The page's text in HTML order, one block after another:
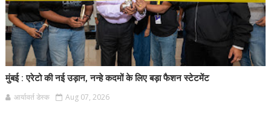
मुंबई : एरेटो की नई उड़ान, नन्हे कदमों के लिए बड़ा फैशन स्टेटमेंट
आर्यावर्त डेस्क Aug 07, 2026